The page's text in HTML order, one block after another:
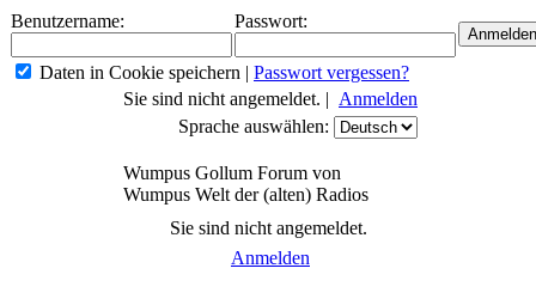
Benutzername: Passwort:
Daten in Cookie speichern | Passwort vergessen?
Sie sind nicht angemeldet. | Anmelden
Sprache auswählen:
Wumpus Gollum Forum von
Wumpus Welt der (alten) Radios
Sie sind nicht angemeldet.
Anmelden